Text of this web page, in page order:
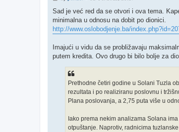
s
Sad je već red da se otvori i ova tema.
minimalna u odnosu na dobit po dionici.
http://www.oslobodjenje.ba/
Imajući u vidu da se probližavaju
putem kredita. Ovo drugo bi bilo bolje za
Prethodne četiri godine u Solani Tuzla
rezultata i po realiziranu poslovnu i
Plana poslovanja, a 2,75 puta više u
Iako prema nekim analizama Solana
otpuštanje. Naprotiv, radnicima